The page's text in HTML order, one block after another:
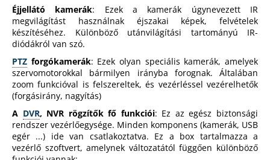
Éjjellátó kamerák: Ezek a kamerák úgynevezett IR
megvilágítást használnak éjszakai képek, felvételek
készítéséhez. Különböző utánvilágítási tartományú IR-
diódákról van szó.
PTZ forgókamerák: Ezek olyan speciális kamerák, amelyek
szervomotorokkal bármilyen irányba forognak. Általában
zoom funkcióval is felszereltek, és vezérléssel vezérelhetők
(forgásirány, nagyítás)
A DVR, NVR rögzítőkfő funkciói: Ez az egész biztonsági
rendszer vezérlőegysége. Minden komponens (kamerák, USB
egér ...) ide van csatlakoztatva. Ez a box tartalmazza a
vezérlő szoftvert, amelynek változatától függően különböző